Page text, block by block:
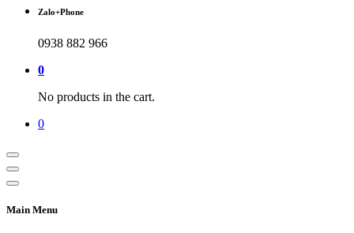
Zalo+Phone
0938 882 966
0
No products in the cart.
0
Main Menu